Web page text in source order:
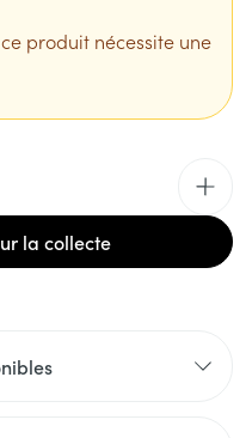
produit nécessite une
la collecte